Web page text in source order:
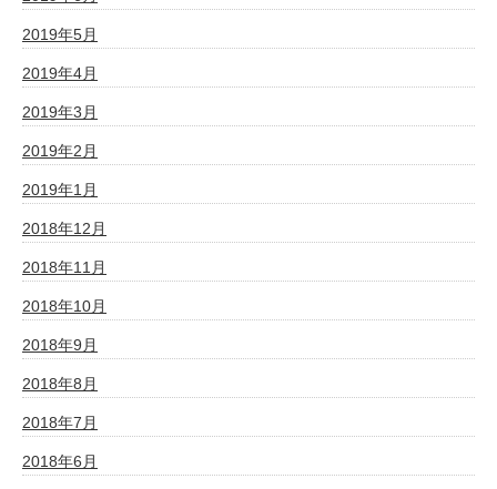
2019年5月
2019年4月
2019年3月
2019年2月
2019年1月
2018年12月
2018年11月
2018年10月
2018年9月
2018年8月
2018年7月
2018年6月